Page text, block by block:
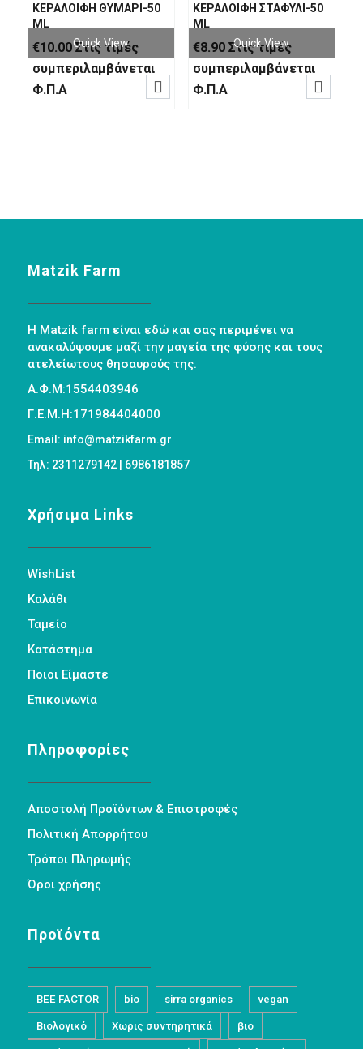
ΚΕΡΑΛΟΙΦΗ ΘΥΜΑΡΙ-50
ML
€10.00 Στις τιμές
συμπεριλαμβάνεται
Φ.Π.Α
Quick View

ΚΕΡΑΛΟΙΦΗ ΣΤΑΦΥΛΙ-50
ML
€8.90 Στις τιμές
συμπεριλαμβάνεται
Φ.Π.Α
Quick View

Matzik Farm
Η Matzik farm είναι εδώ και σας περιμένει να
ανακαλύψουμε μαζί την μαγεία της φύσης και τους
ατελείωτους θησαυρούς της.
Α.Φ.Μ:1554403946
Γ.Ε.Μ.Η:171984404000
Email: info@matzikfarm.gr
Τηλ: 2311279142 | 6986181857
Χρήσιμα Links
WishList
Καλάθι
Ταμείο
Κατάστημα
Ποιοι Είμαστε
Επικοινωνία
Πληροφορίες
Αποστολή Προϊόντων & Επιστροφές
Πολιτική Απορρήτου
Τρόποι Πληρωμής
Όροι χρήσης
Προϊόντα
BEE FACTOR bio sirra organics vegan
Βιολογικό Χωρις συντηρητικά βιο